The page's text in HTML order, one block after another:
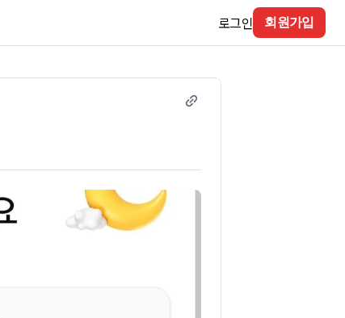
로그인 회원가입